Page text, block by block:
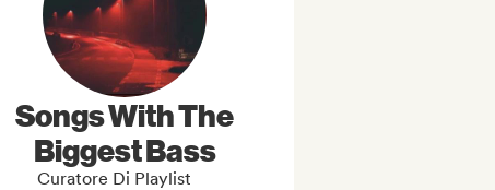
Songs With The
Biggest Bass
Curatore Di Playlist